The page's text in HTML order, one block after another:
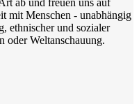
mit Menschen - unabhängig
ethnischer und sozialer
Weltanschauung.